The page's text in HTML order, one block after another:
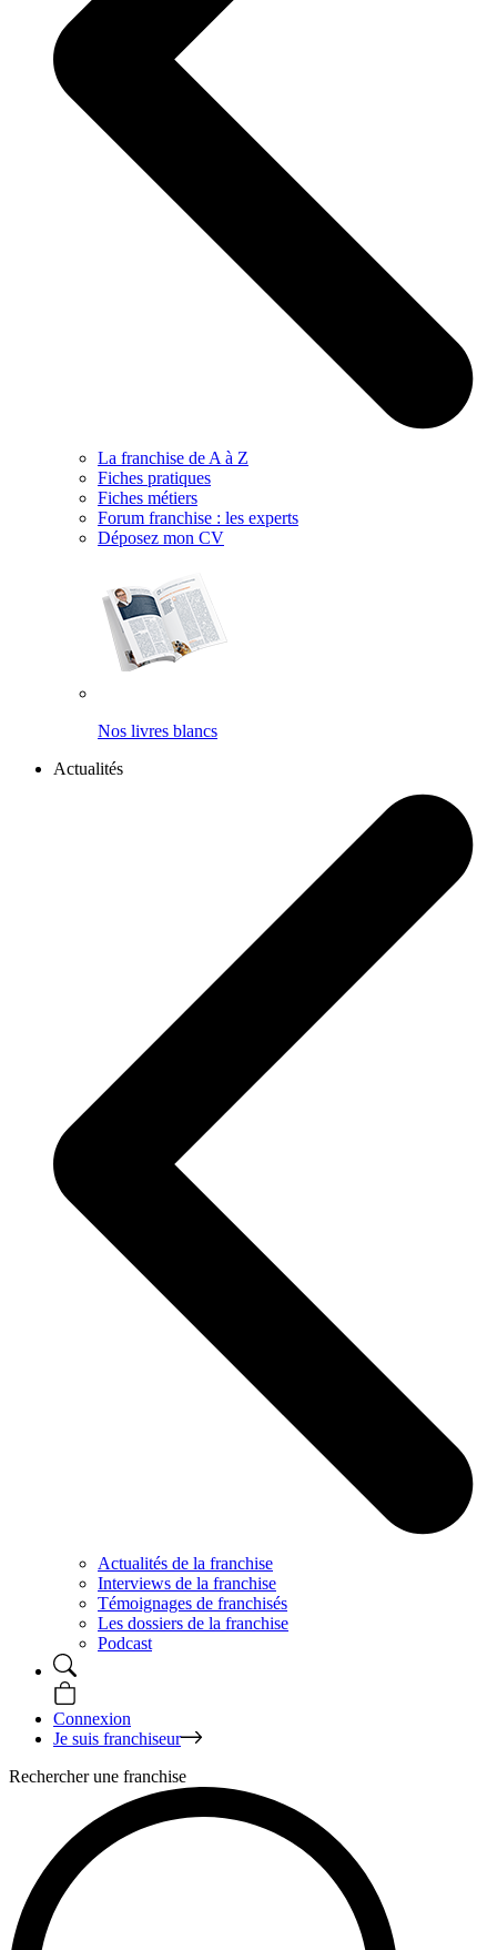
La franchise de A à Z
Fiches pratiques
Fiches métiers
Forum franchise : les experts
Déposez mon CV
Nos livres blancs
Actualités
Actualités de la franchise
Interviews de la franchise
Témoignages de franchisés
Les dossiers de la franchise
Podcast
Connexion
Je suis franchiseur
Rechercher une franchise